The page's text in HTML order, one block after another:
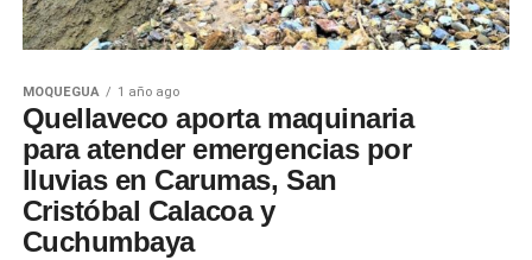
MOQUEGUA 1 año ago
Quellaveco aporta maquinaria
para atender emergencias por
lluvias en Carumas, San
Cristóbal Calacoa y
Cuchumbaya